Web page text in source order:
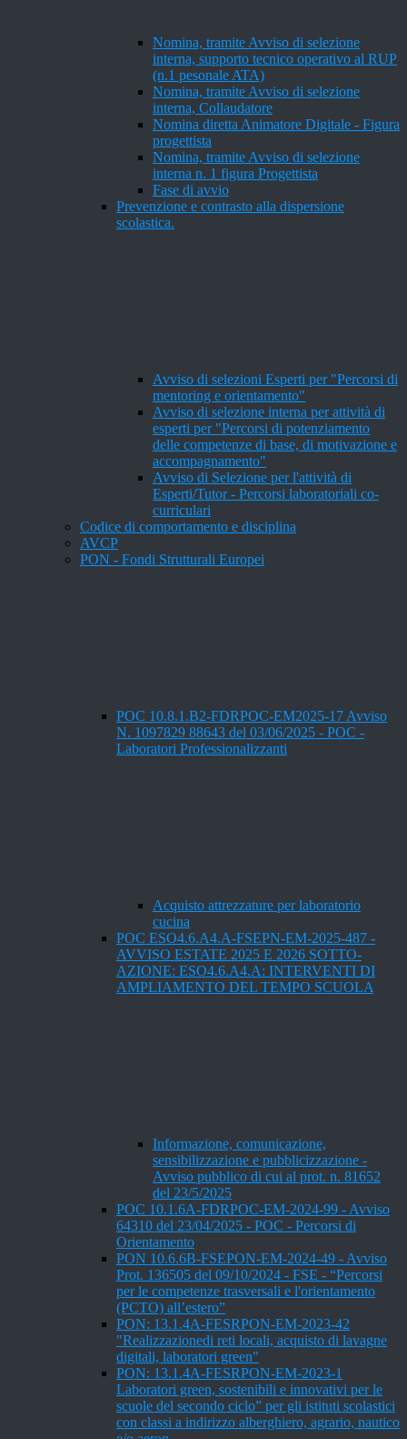
Nomina, tramite Avviso di selezione
interna, supporto tecnico operativo al RUP
(n.1 pesonale ATA)
Nomina, tramite Avviso di selezione
interna, Collaudatore
Nomina diretta Animatore Digitale - Figura
progettista
Nomina, tramite Avviso di selezione
interna n. 1 figura Progettista
Fase di avvio
Prevenzione e contrasto alla dispersione
scolastica.
Avviso di selezioni Esperti per "Percorsi di
mentoring e orientamento"
Avviso di selezione interna per attività di
esperti per "Percorsi di potenziamento
delle competenze di base, di motivazione e
accompagnamento"
Avviso di Selezione per l'attività di
Esperti/Tutor - Percorsi laboratoriali co-
curriculari
Codice di comportamento e disciplina
AVCP
PON - Fondi Strutturali Europei
POC 10.8.1.B2-FDRPOC-EM2025-17 Avviso
N. 1097829 88643 del 03/06/2025 - POC -
Laboratori Professionalizzanti
Acquisto attrezzature per laboratorio
cucina
POC ESO4.6.A4.A-FSEPN-EM-2025-487 -
AVVISO ESTATE 2025 E 2026 SOTTO-
AZIONE: ESO4.6.A4.A: INTERVENTI DI
AMPLIAMENTO DEL TEMPO SCUOLA
Informazione, comunicazione,
sensibilizzazione e pubblicizzazione -
Avviso pubblico di cui al prot. n. 81652
del 23/5/2025
POC 10.1.6A-FDRPOC-EM-2024-99 - Avviso
64310 del 23/04/2025 - POC - Percorsi di
Orientamento
PON 10.6.6B-FSEPON-EM-2024-49 - Avviso
Prot. 136505 del 09/10/2024 - FSE - “Percorsi
per le competenze trasversali e l'orientamento
(PCTO) all’estero”
PON: 13.1.4A-FESRPON-EM-2023-42
"Realizzazionedi reti locali, acquisto di lavagne
digitali, laboratori green"
PON: 13.1.4A-FESRPON-EM-2023-1
Laboratori green, sostenibili e innovativi per le
scuole del secondo ciclo” per gli istituti scolastici
con classi a indirizzo alberghiero, agrario, nautico